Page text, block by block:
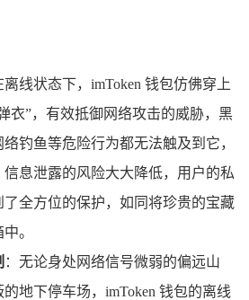
离线状态下，imToken 钱包仿佛穿上
衣”，有效抵御网络攻击的威胁，黑
钓鱼等危险行为都无法触及到它，
信息泄露的风险大大降低，用户的私
全方位的保护，如同将珍贵的宝藏
。
：无论身处网络信号微弱的偏远山
地下停车场，imToken 钱包的离线